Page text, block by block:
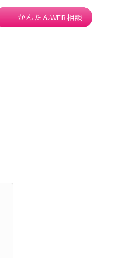
かんたんWEB相談